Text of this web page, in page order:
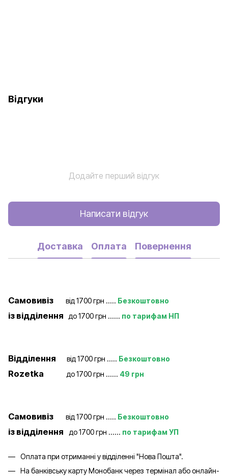
Відгуки
Додайте перший відгук
Написати відгук
Доставка Оплата Повернення
Самовивіз від 1700 грн ..... Безкоштовно
із відділення до 1700 грн ...... по тарифам НП
Відділення від 1700 грн ..... Безкоштовно
Rozetka до 1700 грн ...... 49 грн
Самовивіз від 1700 грн ..... Безкоштовно
із відділення до 1700 грн ...... по тарифам УП
Оплата при отриманні у відділенні "Нова Пошта".
На банківську карту Монобанк через термінал або онлайн-